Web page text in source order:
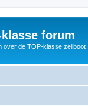
klasse forum
over de TOP-klasse zeilboot